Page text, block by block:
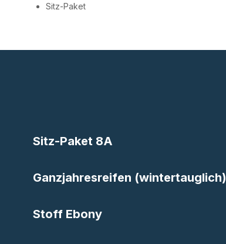
Sitz-Paket
Sitz-Paket 8A
Ganzjahresreifen (wintertauglich)
Stoff Ebony